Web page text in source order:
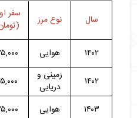
سال نوع مرز
سفر
۱۴۰۲
هوایی
۱۴۰۲
زمینی و
دریایی
۱۴۰۳
هوایی